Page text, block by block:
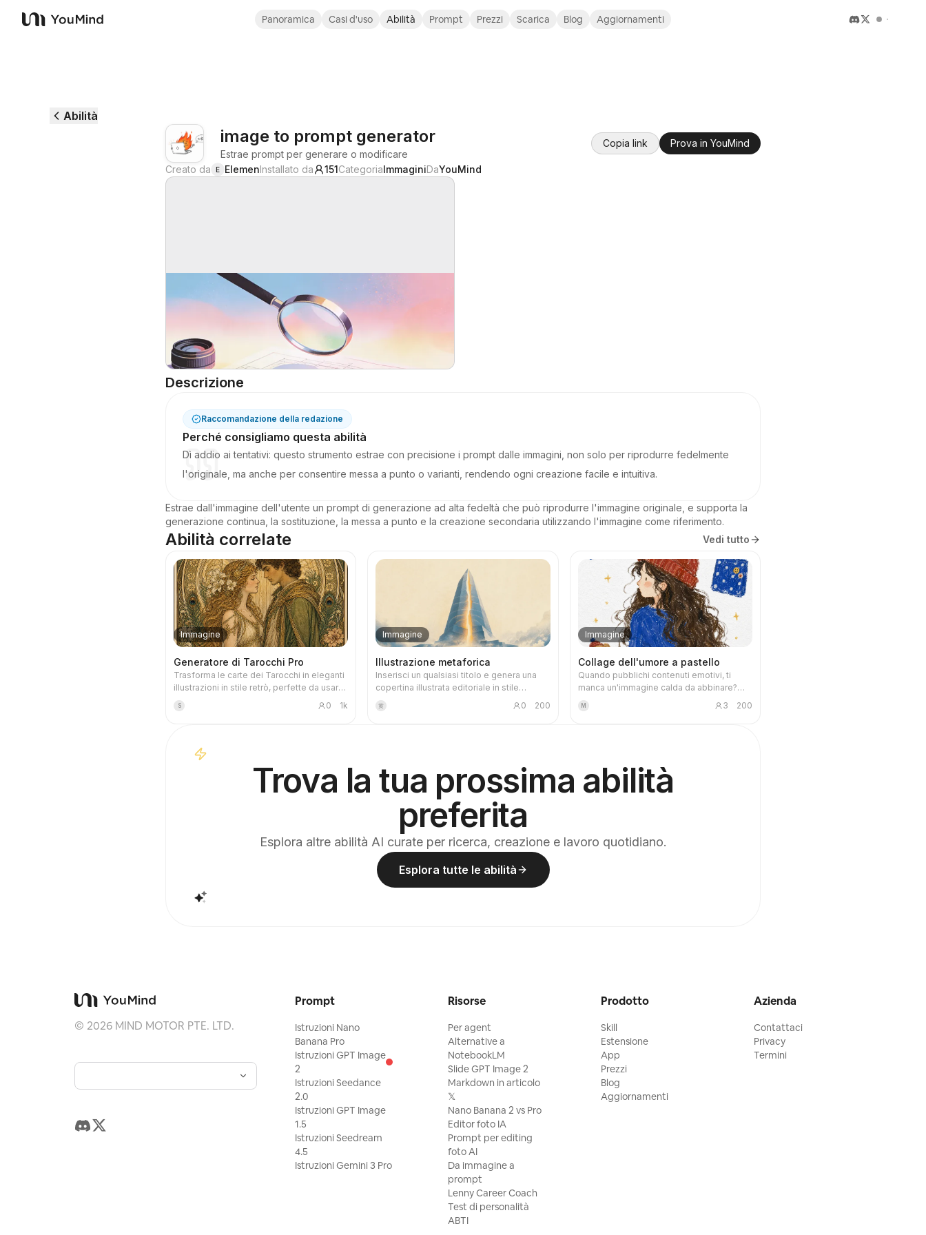
YouMind
Panoramica Casi d'uso Abilità Prompt Prezzi Scarica Blog Aggiornamenti
Abilità
image to prompt generator
Estrae prompt per generare o modificare
Copia link Prova in YouMind
Creato da E ElemenInstallato da 151CategoriaImmaginiDaYouMind
Descrizione
Raccomandazione della redazione
Perché consigliamo questa abilità
Dì addio ai tentativi: questo strumento estrae con precisione i prompt dalle immagini, non solo per riprodurre fedelmente
l'originale, ma anche per consentire messa a punto o varianti, rendendo ogni creazione facile e intuitiva.
Estrae dall'immagine dell'utente un prompt di generazione ad alta fedeltà che può riprodurre l'immagine originale, e supporta la
generazione continua, la sostituzione, la messa a punto e la creazione secondaria utilizzando l'immagine come riferimento.
Abilità correlate Vedi tutto
Immagine
Generatore di Tarocchi Pro
Trasforma le carte dei Tarocchi in eleganti
illustrazioni in stile retrò, perfette da usare
generatore produrrà immagini di Tarocchi
coerenti e ricche di significato. Supporta il
set completo di 78 carte, singoli gruppi o
una selezione personalizzata. Le
di YouMind per una pescata automatica
ogni mattina con interpretazione (richiede
S 0 1k
Immagine
Illustrazione metaforica
Inserisci un qualsiasi titolo e genera una
copertina illustrata editoriale in stile
'metafora elegante' che rispecchia
fedelmente il titolo: texture granulosa a
immagine di copertina per notizie,
podcast, articoli e newsletter.
黄 0 200
Immagine
Collage dell'umore a pastello
Quando pubblichi contenuti emotivi, ti
manca un'immagine calda da abbinare?
un'emozione e ricevi un'illustrazione
M 3 200
Trova la tua prossima abilità
preferita
Esplora altre abilità AI curate per ricerca, creazione e lavoro quotidiano.
Esplora tutte le abilità
© 2026MIND MOTOR PTE. LTD.
Prompt
Istruzioni Nano
Banana Pro
Istruzioni GPT Image
2
Istruzioni Seedance
2.0
Istruzioni GPT Image
1.5
Istruzioni Seedream
4.5
Istruzioni Gemini 3 Pro
Risorse
Per agent
Alternative a
NotebookLM
Slide GPT Image 2
Markdown in articolo
𝕏
Nano Banana 2 vs Pro
Editor foto IA
Prompt per editing
foto AI
Da immagine a
prompt
Lenny Career Coach
Test di personalità
ABTI
Prodotto
Skill
Estensione
App
Prezzi
Blog
Aggiornamenti
Azienda
Contattaci
Privacy
Termini